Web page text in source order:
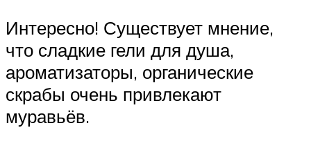
Интересно! Существует мнение,
что сладкие гели для душа,
ароматизаторы, органические
скрабы очень привлекают
муравьёв.